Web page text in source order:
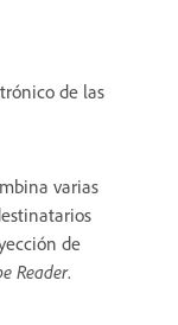
de las
varias
de
Reader.